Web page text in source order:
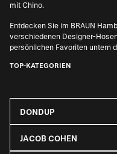
mit Chino.
Entdecken Sie im BRAUN
verschiedenen Designer-
persönlichen Favoriten untern
TOP-KATEGORIEN
DONDUP
JACOB COHEN